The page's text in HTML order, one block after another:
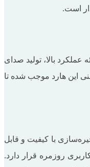
است که در عین ارائه عملکرد بالا، تولید صدای
این هارد موجب شده تا
با کیفیت و قابل
اینترنال برای کاربری روزمره قرار دارد.